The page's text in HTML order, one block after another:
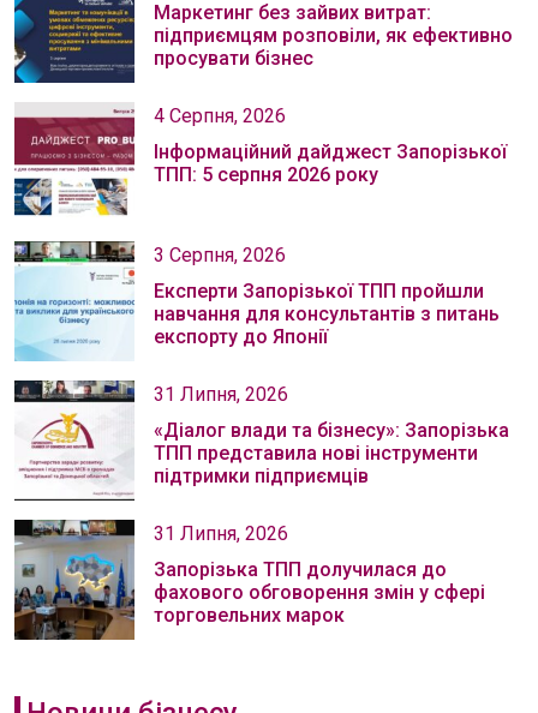
Маркетинг без зайвих витрат:
підприємцям розповіли, як ефективно
просувати бізнес
4 Серпня, 2026
Інформаційний дайджест Запорізької
ТПП: 5 серпня 2026 року
3 Серпня, 2026
Експерти Запорізької ТПП пройшли
навчання для консультантів з питань
експорту до Японії
31 Липня, 2026
«Діалог влади та бізнесу»: Запорізька
ТПП представила нові інструменти
підтримки підприємців
31 Липня, 2026
Запорізька ТПП долучилася до
фахового обговорення змін у сфері
торговельних марок